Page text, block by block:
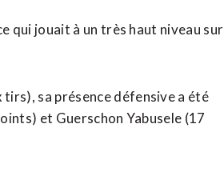
qui jouait à un très haut niveau sur
sa présence défensive a été
et Guerschon Yabusele (17